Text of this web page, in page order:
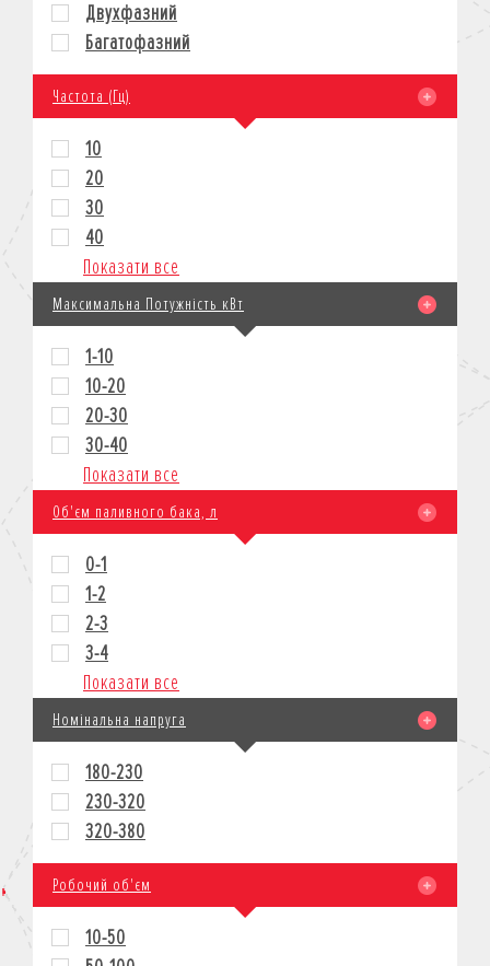
Двухфазний
Багатофазний
Частота (Гц)
10
20
30
40
Показати все
Максимальна Потужність кВт
1-10
10-20
20-30
30-40
Показати все
Об'єм паливного бака, л
0-1
1-2
2-3
3-4
Показати все
Номінальна напруга
180-230
230-320
320-380
Робочий об'єм
10-50